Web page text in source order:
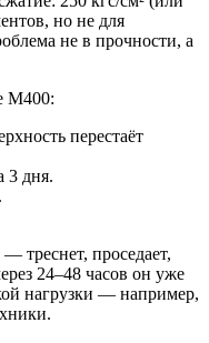
но не для
не в прочности, а
М400:
перестаёт
3 дня.
треснет, проседает,
24–48 часов он уже
нагрузки — например,